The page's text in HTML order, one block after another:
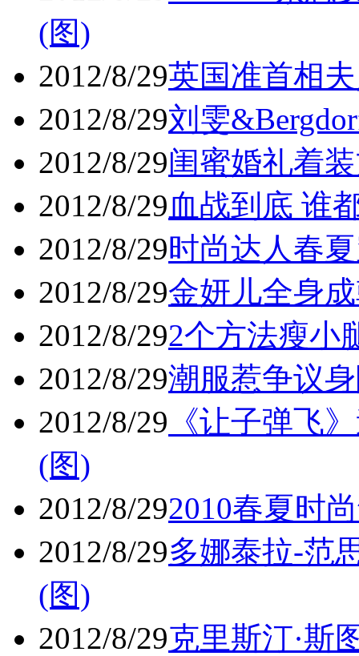
(图)
2012/8/29英国准首相
2012/8/29刘雯
2012/8/29闺蜜婚礼着
2012/8/29血战到底 谁
2012/8/29时尚达人春
2012/8/29金妍儿全身
2012/8/292个方法瘦小
2012/8/29潮服惹争议
2012/8/29 《让子弹飞
(图)
2012/8/292010春夏时
2012/8/29多娜泰拉-范
(图)
2012/8/29克里斯汀·斯